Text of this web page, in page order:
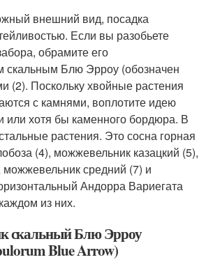
внешний вид, посадка
Если вы разобьете
обрамите его
скальным Блю Эрроу (обозначен
(2). Поскольку хвойные растения
с камнями, воплотите идею
или хотя бы каменного бордюра. В
растения. Это сосна горная
(4), можжевельник казацкий (5),
можжевельник средний (7) и
Андорра Вариегата
из них.
скальный Блю Эрроу
Blue Arrow)